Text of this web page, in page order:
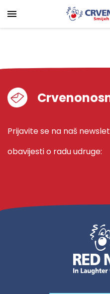
Prijavite se na naš
obavijesti o radu udruge: